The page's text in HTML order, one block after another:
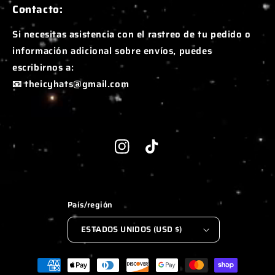
Contacto:
Si necesitas asistencia con el rastreo de tu pedido o
información adicional sobre envíos, puedes
escribirnos a:
📧 theicyhats@gmail.com
InstagramTikTok
País/región
ESTADOS UNIDOS (USD $)
Formas